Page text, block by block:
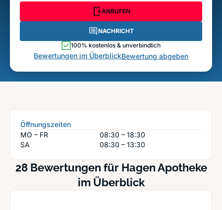
ANRUFEN
NACHRICHT
100% kostenlos & unverbindlich
Bewertungen im ÜberblickBewertung abgeben
28 Bewertungen für Hagen Apotheke
im Überblick
Öffnungszeiten
MO – FR
08:30 – 18:30
SA
08:30 – 13:30